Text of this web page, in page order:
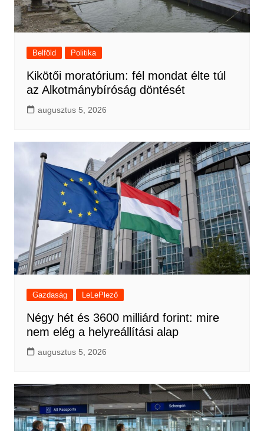
Belföld Politika
Kikötői moratórium: fél mondat élte túl
az Alkotmánybíróság döntését
augusztus 5, 2026
Gazdaság LeLePlező
Négy hét és 3600 milliárd forint: mire
nem elég a helyreállítási alap
augusztus 5, 2026